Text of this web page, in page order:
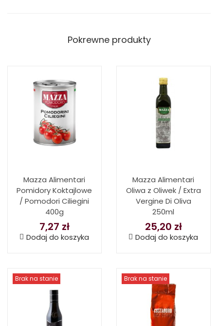
Pokrewne produkty
Mazza Alimentari
Pomidory Koktajlowe
/ Pomodori Ciliegini
400g
7,27 zł
Dodaj do koszyka
Mazza Alimentari
Oliwa z Oliwek / Extra
Vergine Di Oliva
250ml
25,20 zł
Dodaj do koszyka
Brak na stanie Brak na stanie